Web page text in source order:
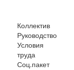
Коллектив
Руководство
Условия
труда
Соц.пакет